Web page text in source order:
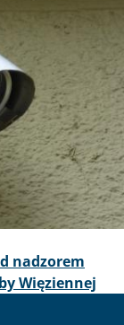
nadzorem
Więziennej